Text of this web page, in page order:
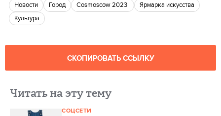
новости город Cosmoscow 2023
ярмарка искусства
культура
СКОПИРОВАТЬ ССЫЛКУ
Читать на эту тему
СОЦСЕТИ